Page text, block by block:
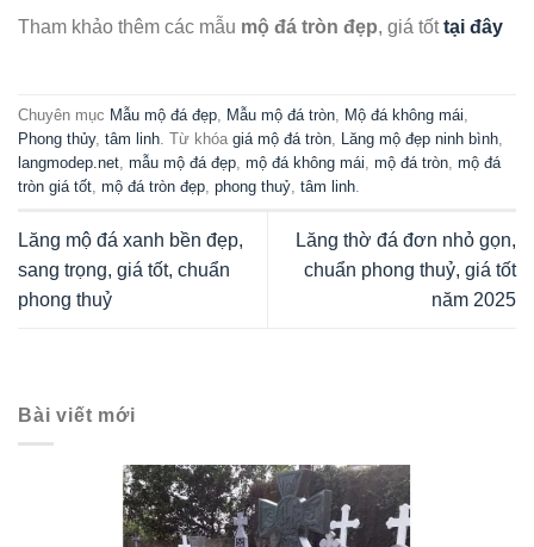
Tham khảo thêm các mẫu mộ đá tròn đẹp, giá tốttại đây
Chuyên mục Mẫu mộ đá đẹp Mẫu mộ đá tròn Mộ đá không mái
Phong thủy, tâm linh . Từ khóa giá mộ đá tròn Lăng mộ đẹp ninh bình
langmodep.net mẫu mộ đá đẹp mộ đá không mái mộ đá tròn mộ đá
tròn giá tốt mộ đá tròn đẹp phong thuỷ tâm linh
Lăng mộ đá xanh bền đẹp,
sang trọng, giá tốt, chuẩn
phong thuỷ
Lăng thờ đá đơn nhỏ gọn,
chuẩn phong thuỷ, giá tốt
năm 2025
Bài viết mới